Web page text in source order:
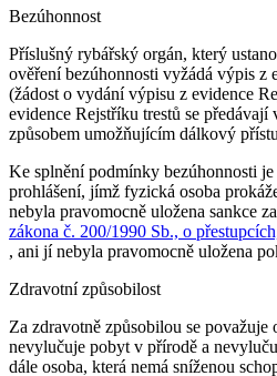
Bezúhonnost
Příslušný rybářský orgán, který
ověření bezúhonnosti vyžádá výpis z
(žádost o vydání výpisu z evidence
evidence Rejstříku trestů se
způsobem umožňujícím dálkový
Ke splnění podmínky bezúhonnosti je
prohlášení, jímž fyzická osoba
nebyla pravomocně uložena sankce
zákona č. 200/1990 Sb., o
, ani jí nebyla pravomocně uložena
Zdravotní způsobilost
Za zdravotně způsobilou se považuje
nevylučuje pobyt v přírodě a
dále osoba, která nemá sníženou